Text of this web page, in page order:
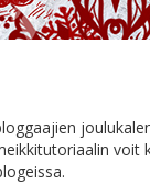
voit